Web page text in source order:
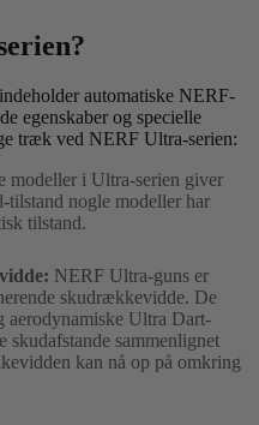
automatiske NERF-
egenskaber og specielle
træk ved NERF Ultra-serien:
modeller i Ultra-serien giver
tilstand nogle modeller har
tilstand.
NERF Ultra-guns er
skudrækkevidde. De
aerodynamiske Ultra Dart-
sammenlignet
kan nå op på omkring